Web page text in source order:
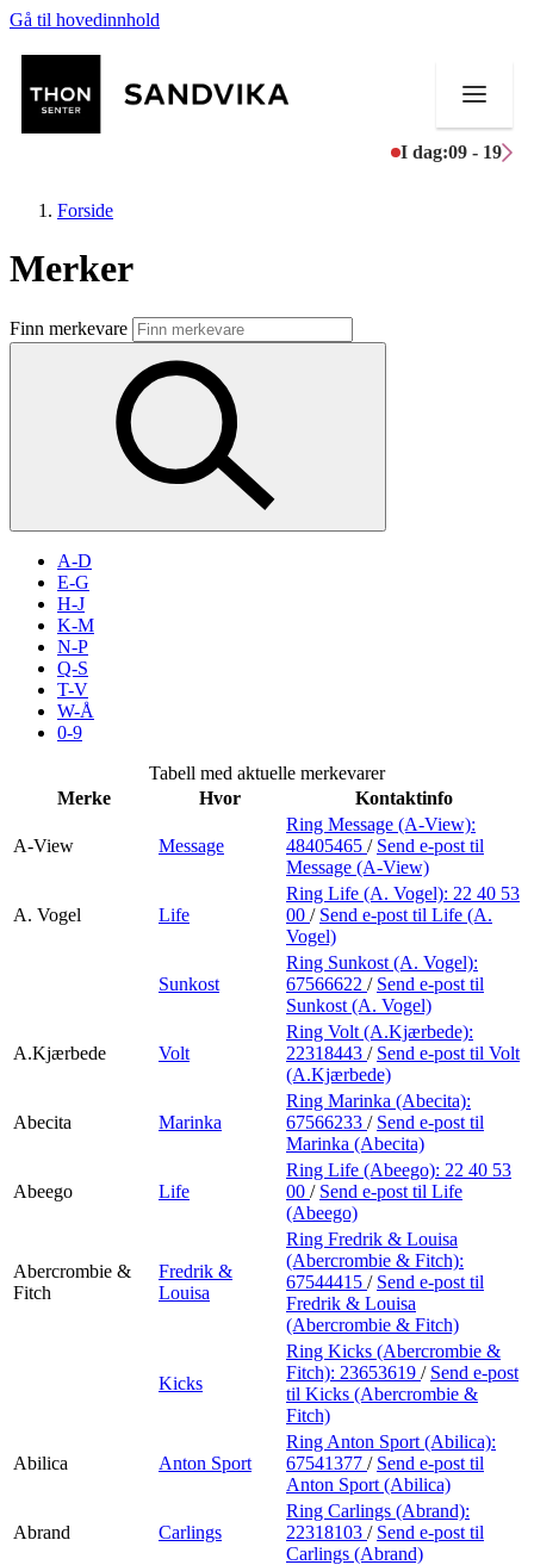
Gå til hovedinnhold
I dag:09 - 19
Butikker
Mat og drikke
Aktiviteter
Merker
Inspirasjon
Søk
Åpningstider
Praktisk informasjon
Min Shopping-app
Forside
Merker
Finn merkevare
A-D
E-G
H-J
K-M
N-P
Q-S
T-V
W-Å
0-9
Tabell med aktuelle merkevarer
Merke
Hvor Kontaktinfo
A-View Message
Ring Message (A-View):
48405465 / Send e-post til
Message (A-View)
A. Vogel Life
Ring Life (A. Vogel): 22 40 53
00 / Send e-post til Life (A.
Vogel)
Sunkost
Ring Sunkost (A. Vogel):
67566622 / Send e-post til
Sunkost (A. Vogel)
A.Kjærbede Volt
Ring Volt (A.Kjærbede):
22318443 / Send e-post til Volt
(A.Kjærbede)
Abecita Marinka
Ring Marinka (Abecita):
67566233 / Send e-post til
Marinka (Abecita)
Abeego Life
Ring Life (Abeego): 22 40 53
00 / Send e-post til Life
(Abeego)
Abercrombie &
Fitch
Fredrik &
Louisa
Ring Fredrik & Louisa
(Abercrombie & Fitch):
67544415 / Send e-post til
Fredrik & Louisa
(Abercrombie & Fitch)
Kicks
Ring Kicks (Abercrombie &
Fitch): 23653619 / Send e-post
til Kicks (Abercrombie &
Fitch)
Abilica Anton Sport
Ring Anton Sport (Abilica):
67541377 / Send e-post til
Anton Sport (Abilica)
Abrand Carlings
Ring Carlings (Abrand):
22318103 / Send e-post til
Carlings (Abrand)